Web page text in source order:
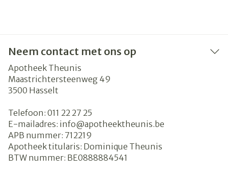
Neem contact met ons op
Apotheek Theunis
Maastrichtersteenweg 49
3500 Hasselt
Telefoon: 011 22 27 25
E-mailadres: info@apotheektheunis.be
APB nummer: 712219
Apotheek titularis: Dominique Theunis
BTW nummer: BE0888884541